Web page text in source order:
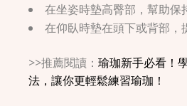
在坐姿時墊高臀部，幫助保
在仰臥時墊在頭下或背部，
>>推薦閱讀：瑜珈新手必看！
法，讓你更輕鬆練習瑜珈！